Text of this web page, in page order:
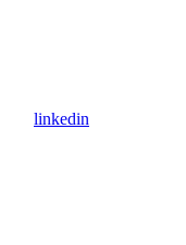
linkedin